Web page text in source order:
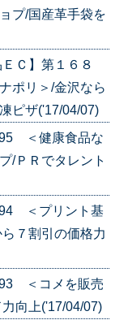
プ/国産革手袋を
Ｃ】第１６８
ポリ＞/金沢なら
ピザ('17/04/07)
＜健康食品な
/ＰＲでタレント
＜プリント基
７割引の価格力
＜コメを販売
向上('17/04/07)